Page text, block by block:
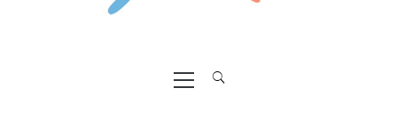
Primary
Menu